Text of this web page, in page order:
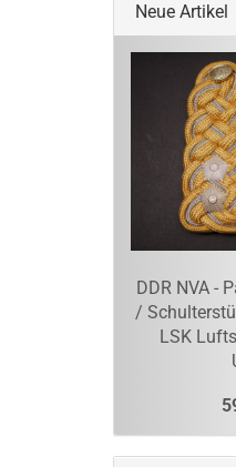
Neue Artikel
DDR NVA -
/
LSK